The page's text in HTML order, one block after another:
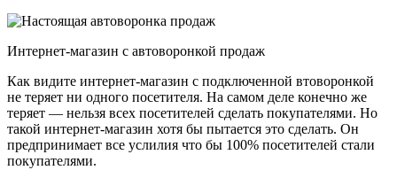
Интернет-магазин с автоворонкой продаж
Как видите интернет-магазин с подключенной втоворонкой
не теряет ни одного посетителя. На самом деле конечно же
теряет — нельзя всех посетителей сделать покупателями. Но
такой интернет-магазин хотя бы пытается это сделать. Он
предпринимает все услилия что бы 100% посетителей стали
покупателями.